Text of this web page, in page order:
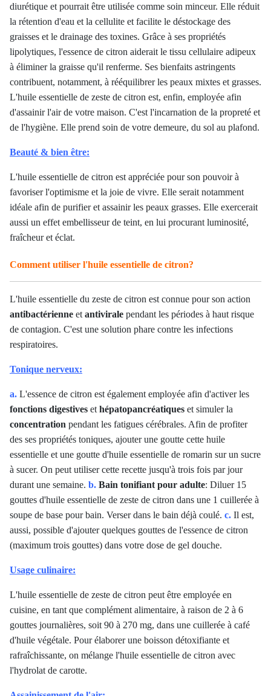
diurétique et pourrait être utilisée comme soin minceur. Elle réduit
la rétention d'eau et la cellulite et facilite le déstockage des
graisses et le drainage des toxines. Grâce à ses propriétés
lipolytiques, l'essence de citron aiderait le tissu cellulaire adipeux
à éliminer la graisse qu'il renferme. Ses bienfaits astringents
contribuent, notamment, à rééquilibrer les peaux mixtes et grasses.
L'huile essentielle de zeste de citron est, enfin, employée afin
d'assainir l'air de votre maison. C'est l'incarnation de la propreté et
de l'hygiène. Elle prend soin de votre demeure, du sol au plafond.
Beauté & bien être:
L'huile essentielle de citron est appréciée pour son pouvoir à
favoriser l'optimisme et la joie de vivre. Elle serait notamment
idéale afin de purifier et assainir les peaux grasses. Elle exercerait
aussi un effet embellisseur de teint, en lui procurant luminosité,
fraîcheur et éclat.
Comment utiliser l'huile essentielle de citron?
L'huile essentielle du zeste de citron est connue pour son action
antibactérienne et antivirale pendant les périodes à haut risque
de contagion. C'est une solution phare contre les infections
respiratoires.
Tonique nerveux:
a. L'essence de citron est également employée afin d'activer les
fonctions digestives et hépatopancréatiques et simuler la
concentration pendant les fatigues cérébrales. Afin de profiter
des ses propriétés toniques, ajouter une goutte cette huile
essentielle et une goutte d'huile essentielle de romarin sur un sucre
à sucer. On peut utiliser cette recette jusqu'à trois fois par jour
durant une semaine. b. Bain tonifiant pour adulte: Diluer 15
gouttes d'huile essentielle de zeste de citron dans une 1 cuillerée à
soupe de base pour bain. Verser dans le bain déjà coulé. c. Il est,
aussi, possible d'ajouter quelques gouttes de l'essence de citron
(maximum trois gouttes) dans votre dose de gel douche.
Usage culinaire:
L'huile essentielle de zeste de citron peut être employée en
cuisine, en tant que complément alimentaire, à raison de 2 à 6
gouttes journalières, soit 90 à 270 mg, dans une cuillerée à café
d'huile végétale. Pour élaborer une boisson détoxifiante et
rafraîchissante, on mélange l'huile essentielle de citron avec
l'hydrolat de carotte.